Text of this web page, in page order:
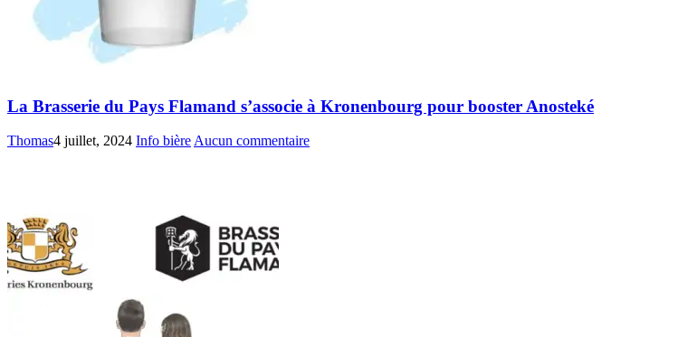
La Brasserie du Pays Flamand s’associe à Kronenbourg pour booster Anosteké
Thomas4 juillet, 2024 Info bière Aucun commentaire